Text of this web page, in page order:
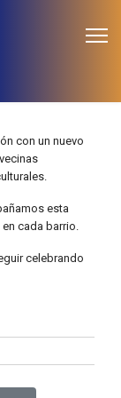
con un nuevo
esta
cada barrio.
celebrando